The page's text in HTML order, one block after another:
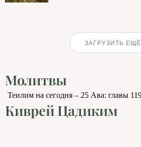
ЗАГРУЗИТЬ ЕЩЁ
Молитвы
Киврей Цадиким